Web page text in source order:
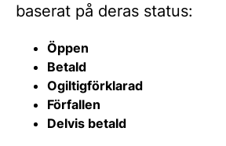
baserat på deras status:
Öppen
Betald
Ogiltigförklarad
Förfallen
Delvis betald